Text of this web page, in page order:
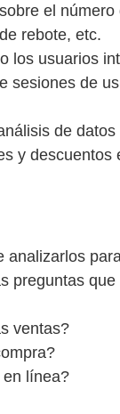
el
rebote, etc.
los usuarios
sesiones de
de
y descuentos
analizarlos
preguntas
ventas?
en línea?